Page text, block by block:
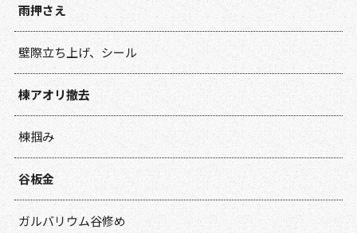
雨押さえ
壁際立ち上げ、シール
棟アオリ撤去
棟掴み
谷板金
ガルバリウム谷修め